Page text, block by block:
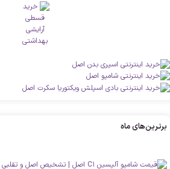
برترین‌های ماه